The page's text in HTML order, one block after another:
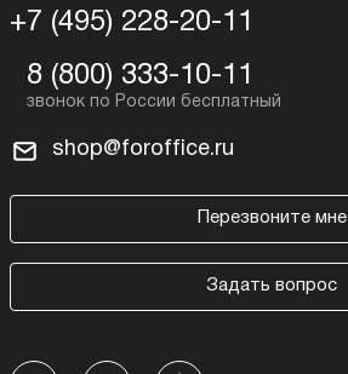
+7 (495) 228-20-11
8 (800) 333-10-11
shop@foroffice.ru
Перезвоните мне
Задать вопрос